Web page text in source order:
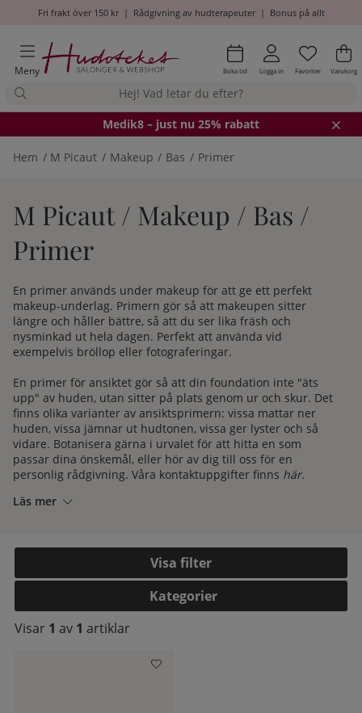
Fri frakt över 150 kr| Rådgivning av hudterapeuter| Bonus på allt
Meny Boka tid Logga in Antal i
.
Favoriter .
Varukorg
Medik8 – just nu 25% rabatt
Hem M Picaut Makeup Bas Primer
M Picaut / Makeup / Bas /
Primer
En primer används under makeup för att ge ett perfekt
makeup-underlag. Primern gör så att makeupen sitter
längre och håller bättre, så att du ser lika fräsh och
nysminkad ut hela dagen. Perfekt att använda vid
exempelvis bröllop eller fotograferingar.
En primer för ansiktet gör så att din foundation inte "äts
upp" av huden, utan sitter på plats genom ur och skur. Det
finns olika varianter av ansiktsprimern: vissa mattar ner
huden, vissa jämnar ut hudtonen, vissa ger lyster och så
vidare. Botanisera gärna i urvalet för att hitta en som
passar dina önskemål, eller hör av dig till oss för en
personlig rådgivning. Våra kontaktuppgifter finns här.
Det finns även primers för ögonlocken. Dessa ser till att
väljer att ta bort den.
Läs mer
Filtrera
Kategorier
Visar 1 av 1 artiklar